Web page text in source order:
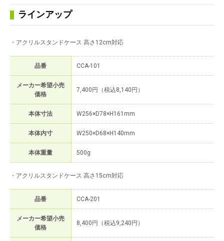
ラインアップ
・アクリルスタンドケース 高さ12cm対応
品番 CCA-101
メーカー希望小売
価格
7,400円（税込8,140円）
本体寸法 W256×D78×H161mm
本体内寸 W250×D68×H140mm
本体重量 500g
・アクリルスタンドケース 高さ15cm対応
品番 CCA-201
メーカー希望小売
価格
8,400円（税込9,240円）